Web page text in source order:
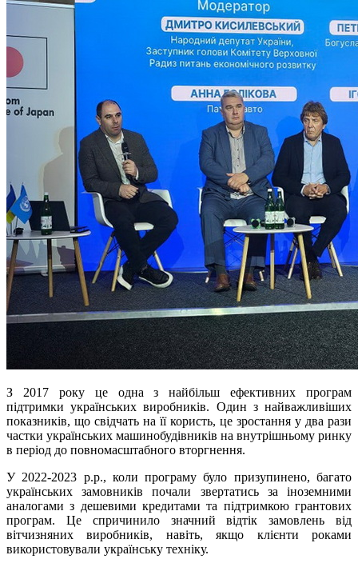
З 2017 року це одна з найбільш ефективних програм
підтримки українських виробників. Один з найважливіших
показників, що свідчать на її користь, це зростання у два рази
частки українських машинобудівників на внутрішньому ринку
в період до повномасштабного вторгнення.
У 2022-2023 р.р., коли програму було призупинено, багато
українських замовників почали звертатись за іноземними
аналогами з дешевими кредитами та підтримкою грантових
програм. Це спричинило значний відтік замовлень від
вітчизняних виробників, навіть, якщо клієнти роками
використовували українську техніку.